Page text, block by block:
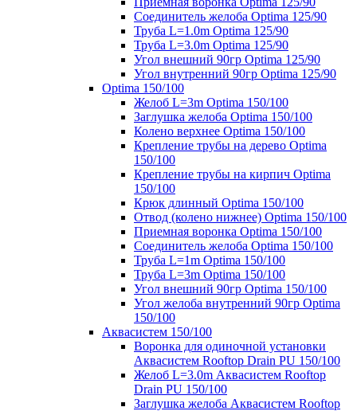
Соединитель желоба Optima 125/90
Труба L=1.0m Optima 125/90
Труба L=3.0m Optima 125/90
Угол внешний 90гр Optima 125/90
Угол внутренний 90гр Optima 125/90
Optima 150/100
Желоб L=3m Optima 150/100
Заглушка желоба Optima 150/100
Колено верхнее Optima 150/100
Крепление трубы на дерево Optima
150/100
Крепление трубы на кирпич Optima
150/100
Крюк длинный Optima 150/100
Отвод (колено нижнее) Optima 150/100
Приемная воронка Optima 150/100
Соединитель желоба Optima 150/100
Труба L=1m Optima 150/100
Труба L=3m Optima 150/100
Угол внешний 90гр Optima 150/100
Угол желоба внутренний 90гр Optima
150/100
Аквасистем 150/100
Воронка для одиночной установки
Аквасистем Rooftop Drain PU 150/100
Желоб L=3.0m Аквасистем Rooftop
Drain PU 150/100
Заглушка желоба Аквасистем Rooftop